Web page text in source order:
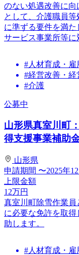
のない処遇改善に
として、介護職員
に準ずる要件を満
サービス事業所等に
#人材育成・雇
#経営改善・経
#介護
公募中
山形県真室川町
得支援事業補助金
山形県
申請期間 〜2025年
上限金額
12万円
真室川町除雪作業
に必要な免許を取
助します。
#人材育成・雇